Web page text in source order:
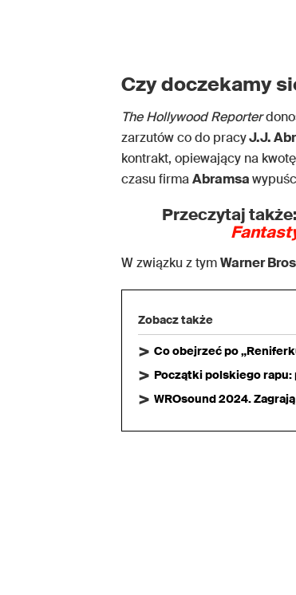
Czy doczekamy
The Hollywood Reporter
zarzutów co do pracyJ.J.
kontrakt, opiewający na
czasu firmaAbramsa
Przeczytaj także:
W związku z tymWarner
Zobacz także
Co obejrzeć po
Początki polskiego
WROsound 2024.